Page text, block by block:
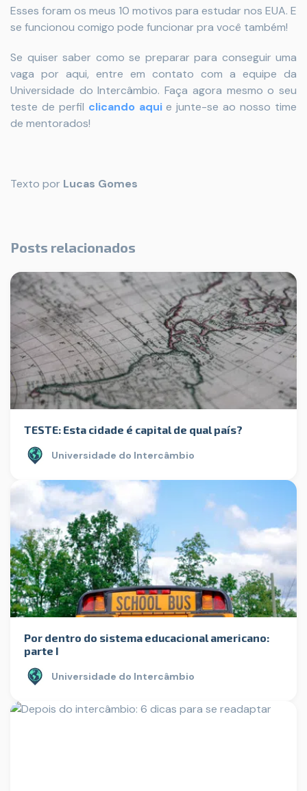
Esses foram os meus 10 motivos para estudar nos EUA. E
se funcionou comigo pode funcionar pra você também!
Se quiser saber como se preparar para conseguir uma
vaga por aqui, entre em contato com a equipe da
Universidade do Intercâmbio. Faça agora mesmo o seu
teste de perfil clicando aquie junte-se ao nosso time
de mentorados!
Texto por Lucas Gomes
Posts relacionados
TESTE: Esta cidade é capital de qual país?
Universidade do Intercâmbio
Por dentro do sistema educacional americano:
parte I
Universidade do Intercâmbio